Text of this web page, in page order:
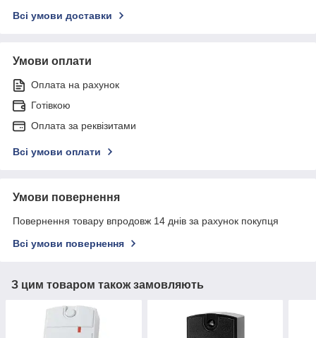
Всі умови доставки
Умови оплати
Оплата на рахунок
Готівкою
Оплата за реквізитами
Всі умови оплати
Умови повернення
Повернення товару впродовж 14 днів за рахунок покупця
Всі умови повернення
З цим товаром також замовляють